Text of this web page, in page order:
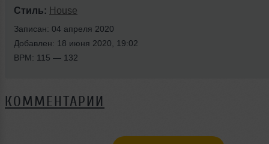
Стиль: House
Записан: 04 апреля 2020
Добавлен: 18 июня 2020, 19:02
BPM: 115 — 132
КОММЕНТАРИИ